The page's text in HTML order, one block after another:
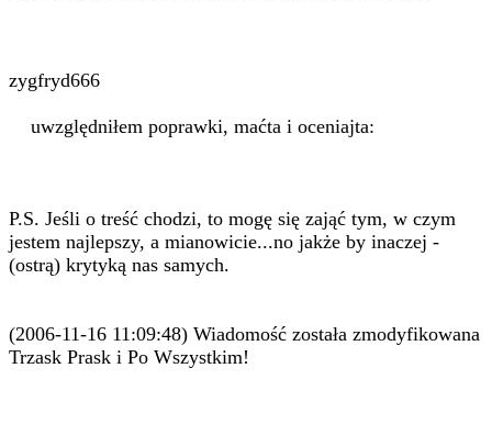
zygfryd666
uwzględniłem poprawki, maćta i oceniajta:
P.S. Jeśli o treść chodzi, to mogę się zająć tym, w czym
jestem najlepszy, a mianowicie...no jakże by inaczej -
(ostrą) krytyką nas samych.
(2006-11-16 11:09:48) Wiadomość została zmodyfikowana
Trzask Prask i Po Wszystkim!